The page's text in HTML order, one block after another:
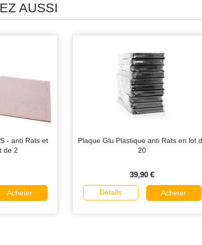
AUSSI
- anti Rats et
de 2
Acheter
Plaque Glu Plastique anti Rats en lot
20
39,90 €
Détails Acheter